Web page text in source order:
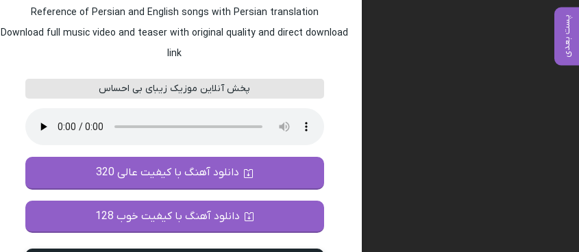
پست بعدی
Reference of Persian and English songs with Persian translation
Download full music video and teaser with original quality and direct download
link
پخش آنلاین موزیک زیبای بی احساس
دانلود آهنگ با کیفیت عالی 320
دانلود آهنگ با کیفیت خوب 128